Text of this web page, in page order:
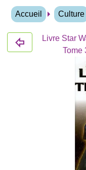
Accueil Culture
Livre Star
Tome